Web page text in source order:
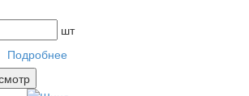
шт
Подробнее